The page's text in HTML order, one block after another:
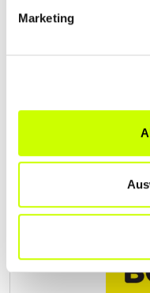
Marketing
Keine Öffnungszeiten
TAXI BÖCK
|
www.taxi-tbb.de